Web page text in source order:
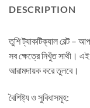
DESCRIPTION
তুশি ট্যাকটিক্যাল বেল্ট –
সব ক্ষেত্রে নিখুঁত সাথী।
আরামদায়ক করে তুলবে।
বৈশিষ্ট্য ও সুবিধাসমূহ: